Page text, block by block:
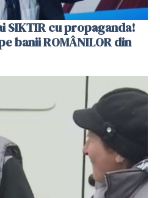
SIKTIR cu propaganda!
banii ROMÂNILOR din